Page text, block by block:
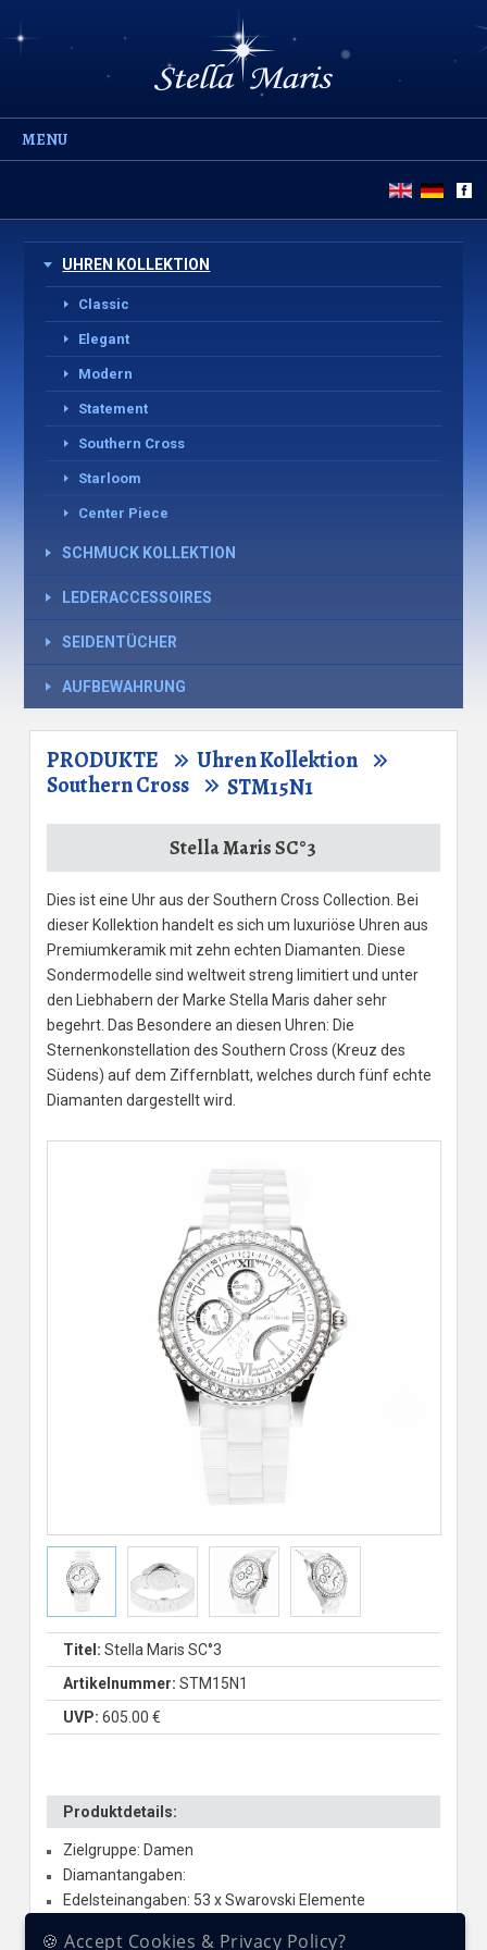
MENU
UHREN KOLLEKTION
Classic
Elegant
Modern
Statement
Southern Cross
Starloom
Center Piece
SCHMUCK KOLLEKTION
LEDERACCESSOIRES
SEIDENTÜCHER
AUFBEWAHRUNG
PRODUKTE
Uhren Kollektion
Southern Cross
STM15N1
Stella Maris SC°3
Dies ist eine Uhr aus der Southern Cross Collection. Bei
dieser Kollektion handelt es sich um luxuriöse Uhren aus
Premiumkeramik mit zehn echten Diamanten. Diese
Sondermodelle sind weltweit streng limitiert und unter
den Liebhabern der Marke Stella Maris daher sehr
begehrt. Das Besondere an diesen Uhren: Die
Sternenkonstellation des Southern Cross (Kreuz des
Südens) auf dem Ziffernblatt, welches durch fünf echte
Diamanten dargestellt wird.
Titel: Stella Maris SC°3
Artikelnummer: STM15N1
UVP: 605.00 €
Produktdetails:
Zielgruppe: Damen
Diamantangaben:
Edelsteinangaben: 53 x Swarovski Elemente
🍪 Accept Cookies & Privacy Policy?